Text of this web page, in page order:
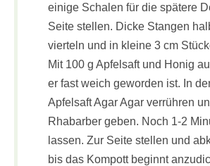
einige Schalen für die spätere
Seite stellen. Dicke Stangen
vierteln und in kleine 3 cm
Mit 100 g Apfelsaft und Honig
er fast weich geworden ist. In
Apfelsaft Agar Agar verrühren
Rhabarber geben. Noch 1-2
lassen. Zur Seite stellen und
bis das Kompott beginnt